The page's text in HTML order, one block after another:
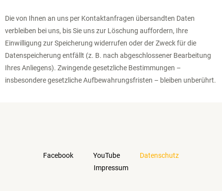
Die von Ihnen an uns per Kontaktanfragen übersandten Daten
verbleiben bei uns, bis Sie uns zur Löschung auffordern, Ihre
Einwilligung zur Speicherung widerrufen oder der Zweck für die
Datenspeicherung entfällt (z. B. nach abgeschlossener Bearbeitung
Ihres Anliegens). Zwingende gesetzliche Bestimmungen –
insbesondere gesetzliche Aufbewahrungsfristen – bleiben unberührt.
Facebook YouTube
Datenschutz
Impressum